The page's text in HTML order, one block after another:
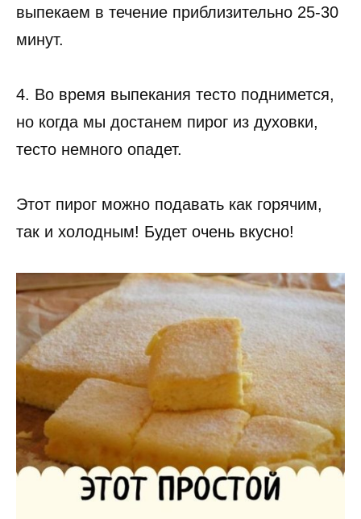
выпекаем в течение приблизительно 25-30
минут.
4. Во время выпекания тесто поднимется,
но когда мы достанем пирог из духовки,
тесто немного опадет.
Этот пирог можно подавать как горячим,
так и холодным! Будет очень вкусно!